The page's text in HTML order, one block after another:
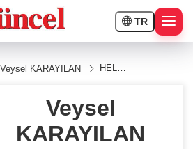
TR
Veysel KARAYILAN
HELVA
KAFİR
Veysel
KARAYILAN